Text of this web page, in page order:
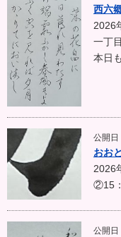
西六
2026
一丁
本日
公開日
おお
2026
②15
公開日